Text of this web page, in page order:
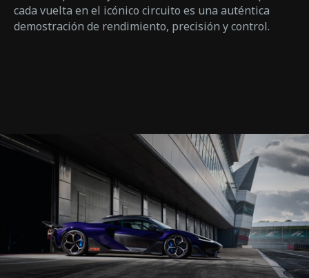
cada vuelta en el icónico circuito es una auténtica
demostración de rendimiento, precisión y control.